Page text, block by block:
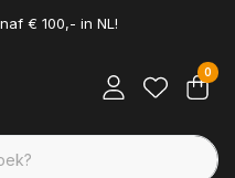
€ 100,- in NL!
0